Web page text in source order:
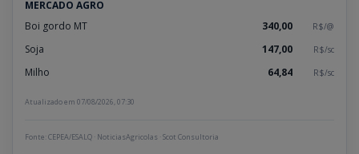
MERCADO AGRO
Boi gordo MT
340,00 R$/@
Soja 147,00 R$/sc
Milho 64,84 R$/sc
Atualizado em 07/08/2026, 07:30
Fonte: CEPEA/ESALQ · NoticiasAgricolas · Scot Consultoria